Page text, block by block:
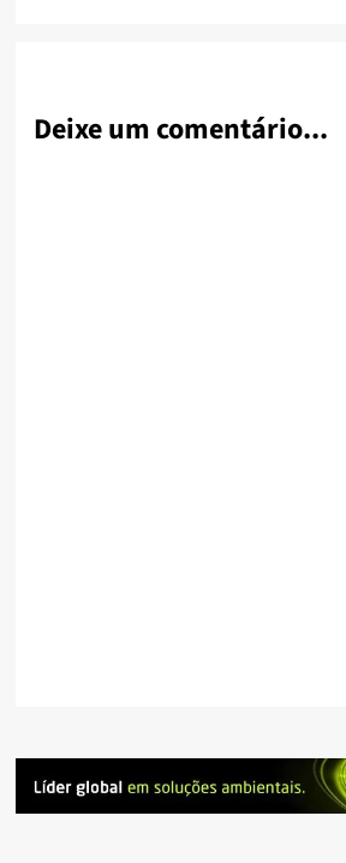
Deixe um comentário...